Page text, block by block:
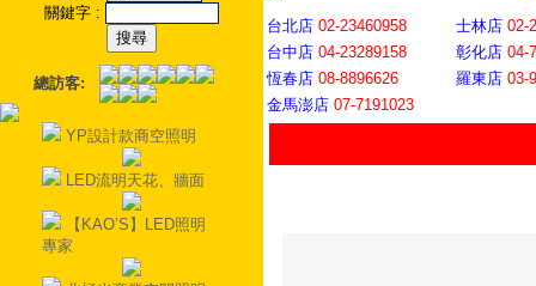
關鍵字 :
總訪客:
YP設計款商空照明
LED流明天花、牆面
【KAO’S】LED照明
專家
台北店 02-23460958 士林店 02-
台中店 04-23289158 彰化店 04-
恆春店 08-8896626 羅東店 03-
金馬澎店 07-7191023